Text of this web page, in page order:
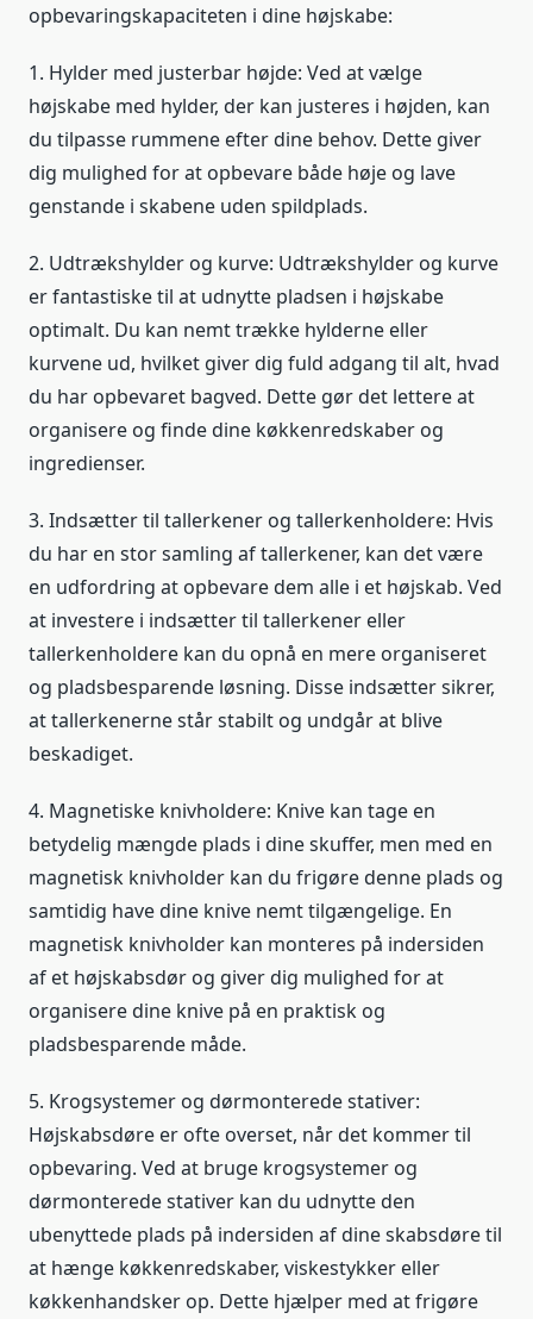
opbevaringskapaciteten i dine højskabe:
1. Hylder med justerbar højde: Ved at vælge
højskabe med hylder, der kan justeres i højden, kan
du tilpasse rummene efter dine behov. Dette giver
dig mulighed for at opbevare både høje og lave
genstande i skabene uden spildplads.
2. Udtrækshylder og kurve: Udtrækshylder og kurve
er fantastiske til at udnytte pladsen i højskabe
optimalt. Du kan nemt trække hylderne eller
kurvene ud, hvilket giver dig fuld adgang til alt, hvad
du har opbevaret bagved. Dette gør det lettere at
organisere og finde dine køkkenredskaber og
ingredienser.
3. Indsætter til tallerkener og tallerkenholdere: Hvis
du har en stor samling af tallerkener, kan det være
en udfordring at opbevare dem alle i et højskab. Ved
at investere i indsætter til tallerkener eller
tallerkenholdere kan du opnå en mere organiseret
og pladsbesparende løsning. Disse indsætter sikrer,
at tallerkenerne står stabilt og undgår at blive
beskadiget.
4. Magnetiske knivholdere: Knive kan tage en
betydelig mængde plads i dine skuffer, men med en
magnetisk knivholder kan du frigøre denne plads og
samtidig have dine knive nemt tilgængelige. En
magnetisk knivholder kan monteres på indersiden
af et højskabsdør og giver dig mulighed for at
organisere dine knive på en praktisk og
pladsbesparende måde.
5. Krogsystemer og dørmonterede stativer:
Højskabsdøre er ofte overset, når det kommer til
opbevaring. Ved at bruge krogsystemer og
dørmonterede stativer kan du udnytte den
ubenyttede plads på indersiden af dine skabsdøre til
at hænge køkkenredskaber, viskestykker eller
køkkenhandsker op. Dette hjælper med at frigøre